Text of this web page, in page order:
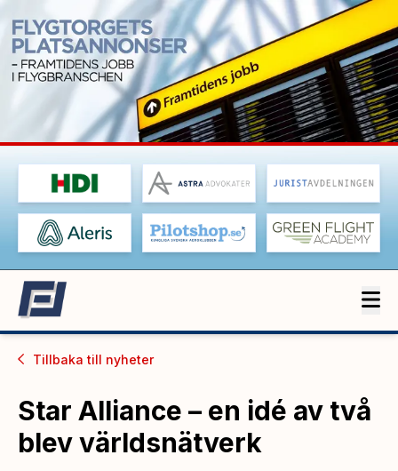
Tillbaka till nyheter
Star Alliance – en idé av två
blev världsnätverk